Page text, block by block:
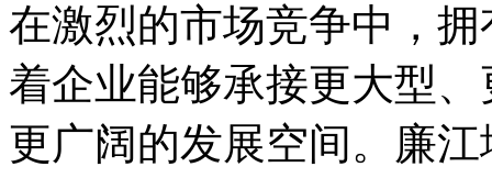
在激烈的市场竞争中，
着企业能够承接更大型
更广阔的发展空间。廉